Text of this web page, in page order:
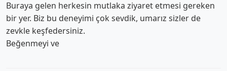
Buraya gelen herkesin mutlaka ziyaret etmesi gereken
bir yer. Biz bu deneyimi çok sevdik, umarız sizler de
zevkle keşfedersiniz.
Beğenmeyi ve